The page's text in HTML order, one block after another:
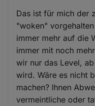
Das ist für mich der
"woken"
immer mehr auf die
immer mit noch
wir nur das Level,
wird. Wäre es nicht
machen? Ihnen
vermeintliche oder